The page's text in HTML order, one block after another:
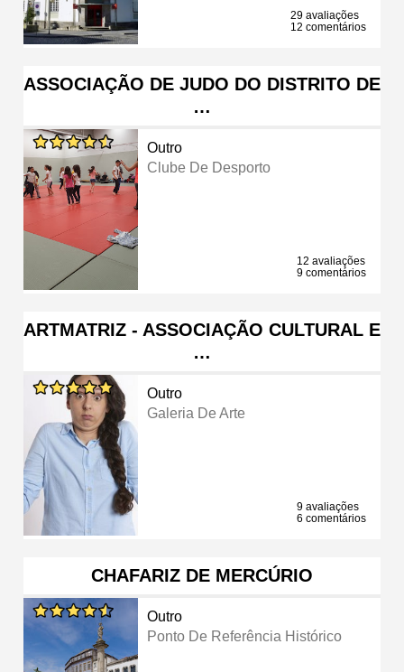
29 avaliações
12 comentários
ASSOCIAÇÃO DE JUDO DO DISTRITO DE
…
Outro
Clube De Desporto
12 avaliações
9 comentários
ARTMATRIZ - ASSOCIAÇÃO CULTURAL E
…
Outro
Galeria De Arte
9 avaliações
6 comentários
CHAFARIZ DE MERCÚRIO
Outro
Ponto De Referência Histórico